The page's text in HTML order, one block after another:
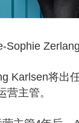
Sophie
Karlsen将出
主管。